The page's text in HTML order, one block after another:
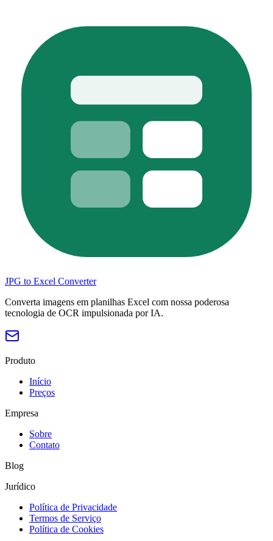
JPG to Excel Converter
Converta imagens em planilhas Excel com nossa poderosa
tecnologia de OCR impulsionada por IA.
Produto
Início
Preços
Empresa
Sobre
Contato
Blog
Jurídico
Política de Privacidade
Termos de Serviço
Política de Cookies